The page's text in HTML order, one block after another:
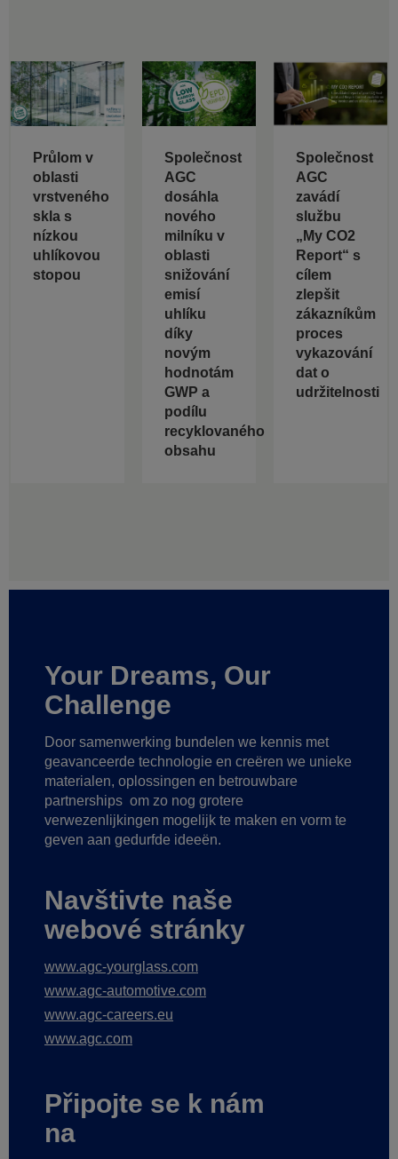
Průlom v
oblasti
vrstveného
skla s
nízkou
uhlíkovou
stopou
Společnost
AGC
dosáhla
nového
milníku v
oblasti
snižování
emisí
uhlíku
díky
novým
hodnotám
GWP a
podílu
recyklovaného
obsahu
Společnost
AGC
zavádí
službu
„My CO2
Report“ s
cílem
zlepšit
zákazníkům
proces
vykazování
dat o
udržitelnosti
Your Dreams, Our
Challenge
Door samenwerking bundelen we kennis met
geavanceerde technologie en creëren we unieke
materialen, oplossingen en betrouwbare
partnerships om zo nog grotere
verwezenlijkingen mogelijk te maken en vorm te
geven aan gedurfde ideeën.
Navštivte naše
webové stránky
www.agc-yourglass.com
www.agc-automotive.com
www.agc-careers.eu
www.agc.com
Připojte se k nám
na